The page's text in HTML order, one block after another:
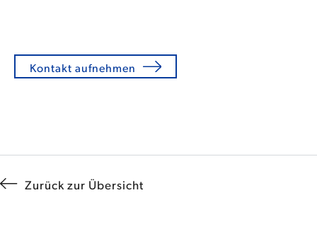
Kontakt aufnehmen
Zurück zur Übersicht